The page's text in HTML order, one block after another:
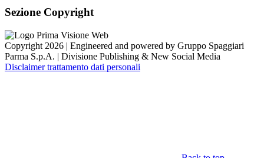
Sezione Copyright
Copyright 2026 | Engineered and powered by Gruppo Spaggiari
Parma S.p.A. | Divisione Publishing & New Social Media
Disclaimer trattamento dati personali